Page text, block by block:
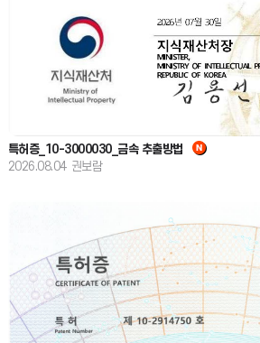
특허증_10-3000030_금속 추출방법
2026.08.04 권보람